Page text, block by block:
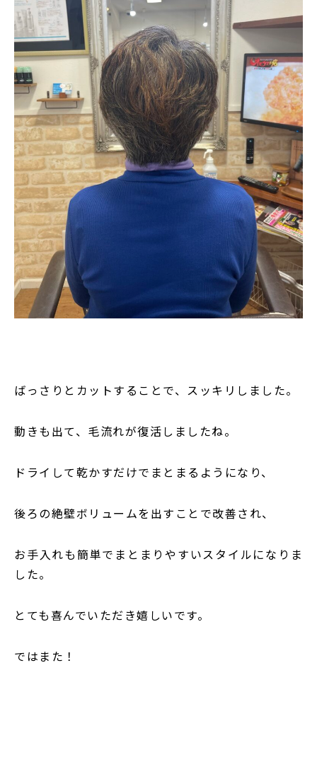
ばっさりとカットすることで、スッキリしました。
動きも出て、毛流れが復活しましたね。
ドライして乾かすだけでまとまるようになり、
後ろの絶壁ボリュームを出すことで改善され、
お手入れも簡単でまとまりやすいスタイルになりま
した。
とても喜んでいただき嬉しいです。
ではまた！